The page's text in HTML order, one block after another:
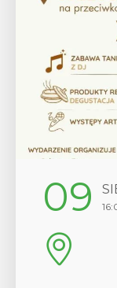
12 17:00